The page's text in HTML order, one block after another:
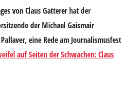
von Claus Gatterer hat der
der Michael Gaismair
, eine Rede am Journalismusfest
auf Seiten der Schwachen: Claus